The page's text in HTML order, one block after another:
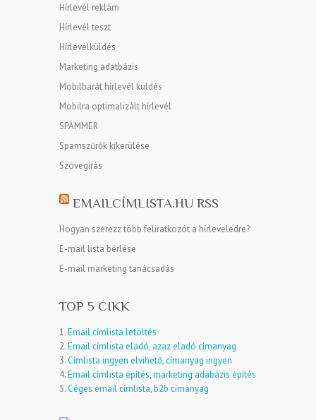
Hírlevél reklám
Hírlevél teszt
Hírlevélküldés
Marketing adatbázis
Mobilbarát hírlevél küldés
Mobilra optimalizált hírlevél
SPAMMER
Spamszűrők kikerülése
Szövegírás
EMAILCÍMLISTA.HU RSS
Hogyan szerezz több feliratkozót a hírleveledre?
E-mail lista bérlése
E-mail marketing tanácsadás
TOP 5 CIKK
1.Email címlista letöltés
2.Email címlista eladó, azaz eladó címanyag
3.Címlista ingyen elvihető, címanyag ingyen
4.Email címlista építés, marketing adabázis építés
5.Céges email címlista, b2b címanyag